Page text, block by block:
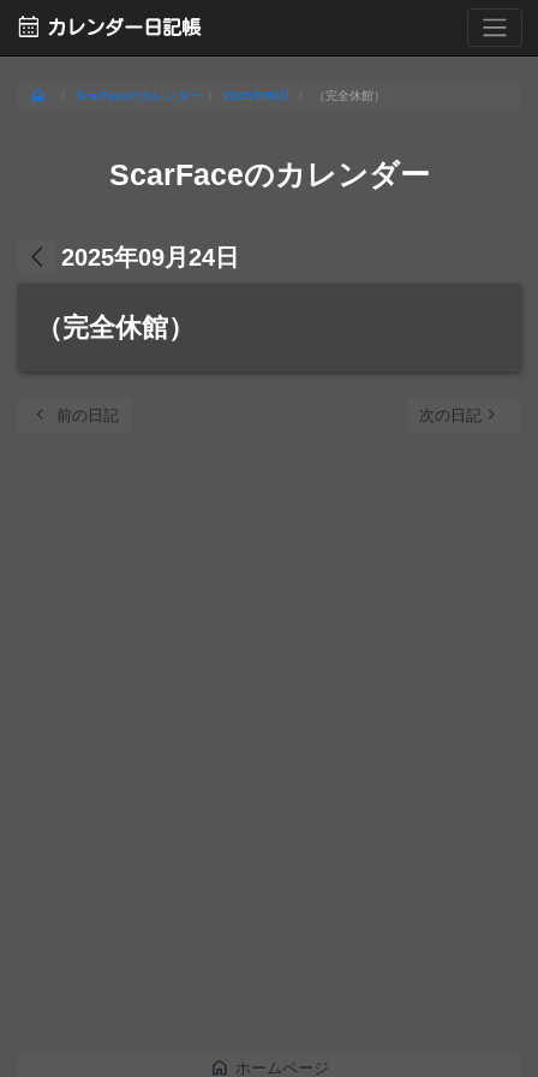
calendar_month カレンダー日記帳
home ScarFaceのカレンダー 2025年09月 （完全休館）
ScarFaceのカレンダー
arrow_back_ios 2025年09月24日
（完全休館）
chevron_left 前の日記 次の日記 navigate_next
home ホームページ